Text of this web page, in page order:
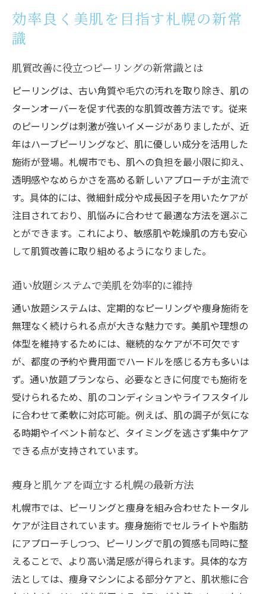
効率良く美肌を目指す札幌の新常
識
肌質改善に役立つピーリングの新常識とは
ピーリングは、古い角質や毛穴の汚れを取り除き、肌の
ターンオーバーを促す代表的な肌質改善方法です。従来
のピーリングは刺激が強いイメージがありましたが、近
年はハーブピーリングなど、肌に優しい成分を活用した
施術が登場。札幌市でも、肌への負担を最小限に抑え、
透明感やなめらかさを高める新しいアプローチが主流で
す。具体的には、微細針成分や成長因子を用いたケアが
注目されており、肌悩みに合わせて最適な方法を選ぶこ
とができます。これにより、敏感肌や乾燥肌の方も安心
して肌質改善に取り組めるようになりました。
通い放題システムで美肌を効率的に維持
通い放題システムは、定期的なピーリングや痩身施術を
無理なく続けられる点が大きな魅力です。美肌や理想の
体型を維持するためには、継続的なケアが不可欠です
が、都度の予約や費用面でハードルを感じる方も多いは
ず。通い放題プランなら、必要なときに何度でも施術を
受けられるため、肌のコンディションやライフスタイル
に合わせて柔軟に対応可能。例えば、肌の調子が気にな
る時期やイベント前など、タイミングを逃さず集中ケア
できる点が支持されています。
痩身と肌ケアを両立する札幌の最新方法
札幌市では、ピーリングと痩身を組み合わせたトータル
ケアが注目されています。痩身施術でセルライトや脂肪
にアプローチしつつ、ピーリングで肌の質感も同時に整
えることで、より高い満足感が得られます。具体的な方
法としては、痩身マシンによる部分ケアと、肌状態に合